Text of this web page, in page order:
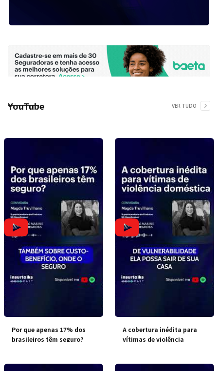
YouTube VER TUDO
Por que apenas 17% dos
brasileiros têm seguro?
A cobertura inédita para
vítimas de violência